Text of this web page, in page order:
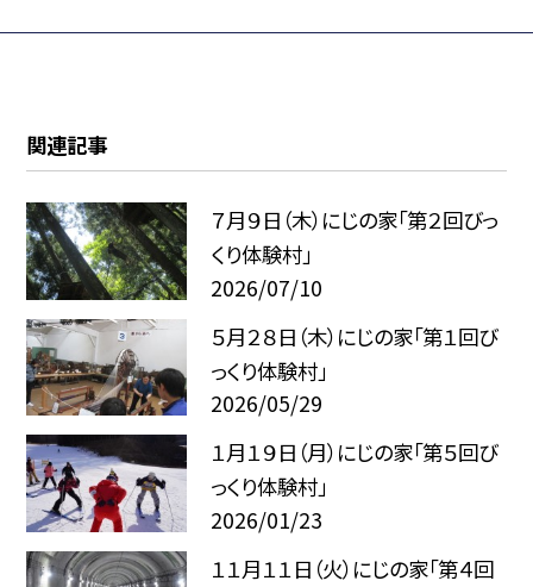
関連記事
７月９日（木）にじの家「第２回びっ
くり体験村」
2026/07/10
５月２８日（木）にじの家「第１回び
っくり体験村」
2026/05/29
１月１９日（月）にじの家「第５回び
っくり体験村」
2026/01/23
１１月１１日（火）にじの家「第４回